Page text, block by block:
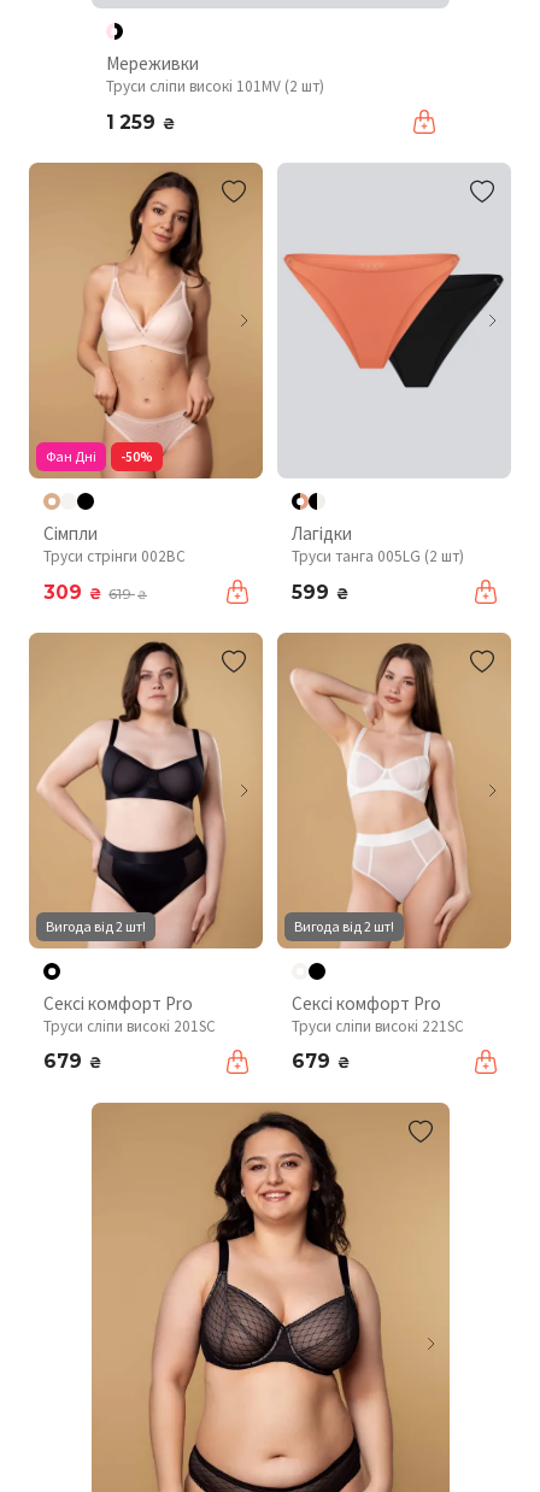
Мереживки
Труси сліпи високі 101MV (2 шт)
1 259 ₴
Фан Дні -50%
Сімпли
Труси стрінги 002BC
309 ₴ 619₴
Лагідки
Труси танга 005LG (2 шт)
599 ₴
Вигода від 2 шт!
Сексі комфорт Pro
Труси сліпи високі 201SC
679 ₴
Вигода від 2 шт!
Сексі комфорт Pro
Труси сліпи високі 221SC
679 ₴